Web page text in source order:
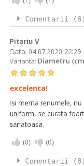
Comentarii (0)
Pitariu V
Data: 04.07.2020 22:29
Varianta: Diametru
excelenta!
Isi merita renumele,
uniform, se curata
sanatoasa.
(0) (0)
Comentarii (0)